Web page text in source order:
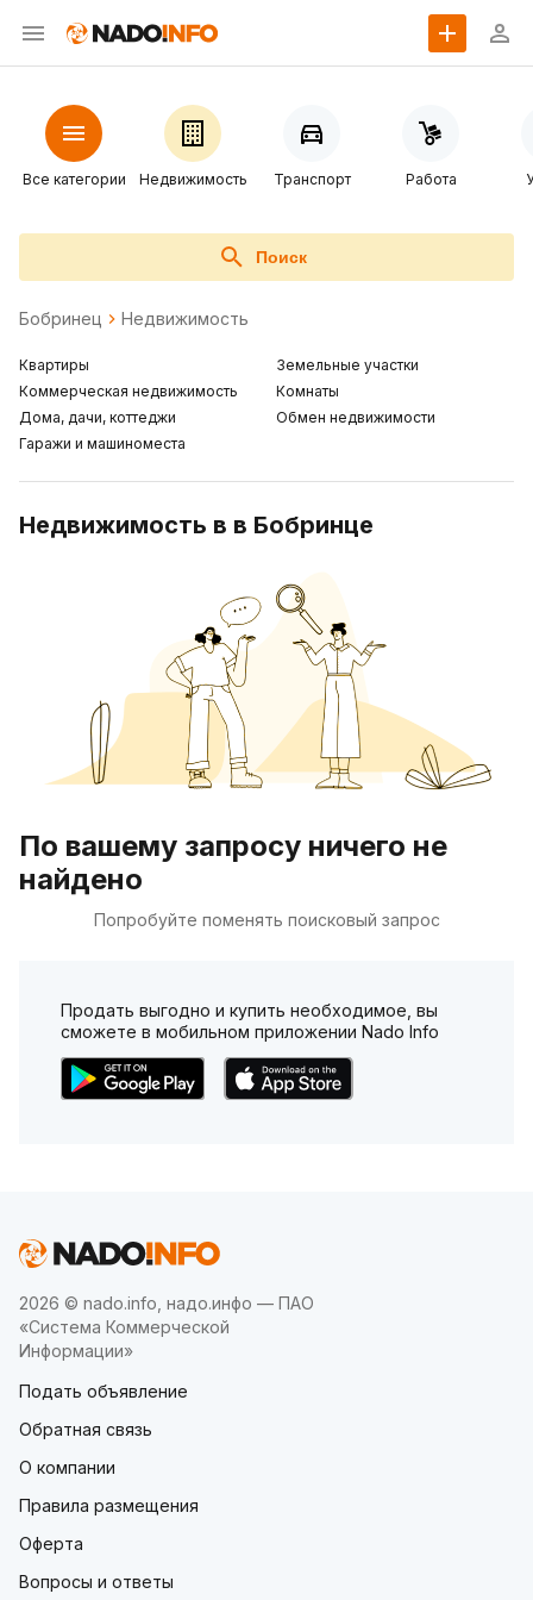
Все категории Недвижимость Транспорт Работа
Поиск
Бобринец Недвижимость
Квартиры
Коммерческая недвижимость
Дома, дачи, коттеджи
Гаражи и машиноместа
Земельные участки
Комнаты
Обмен недвижимости
Недвижимость в в Бобринце
По вашему запросу ничего не
найдено
Попробуйте поменять поисковый запрос
Продать выгодно и купить необходимое, вы
сможете в мобильном приложении Nado Info
2026 © nado.info, надо.инфо — ПАО
«Система Коммерческой
Информации»
Подать объявление
Обратная связь
О компании
Правила размещения
Оферта
Вопросы и ответы